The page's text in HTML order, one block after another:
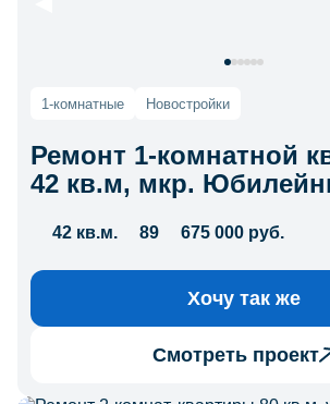
1-комнатные Новостройки
Ремонт 1-комнатной
42 кв.м, мкр.
42 кв.м. 89 675 000 руб.
Хочу так же
Смотреть проект